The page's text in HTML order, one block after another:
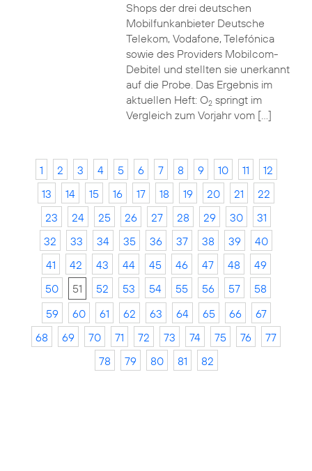
Shops der drei deutschen
Mobilfunkanbieter Deutsche
Telekom, Vodafone, Telefónica
sowie des Providers Mobilcom-
Debitel und stellten sie unerkannt
auf die Probe. Das Ergebnis im
aktuellen Heft: O2springt im
Vergleich zum Vorjahr vom […]
1 2 3 4 5 6 7 8 9 10 11
12
13
14 15 16 17 18 19 20 21
22
23
24 25 26 27 28 29 30
31
32
33 34 35 36 37 38 39
40
41
42 43 44 45 46 47 48
49
50
51 52 53 54 55 56 57
58
59
60 61 62 63 64 65 66
67
68
69 70 71 72 73 74 75 76
77
78
79 80 81 82